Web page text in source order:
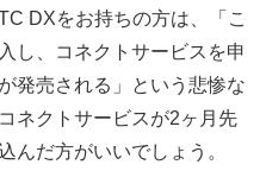
DXをお持ちの方は、「こ
し、コネクトサービスを申
発売される」という悲惨な
ネクトサービスが2ヶ月先
んだ方がいいでしょう。